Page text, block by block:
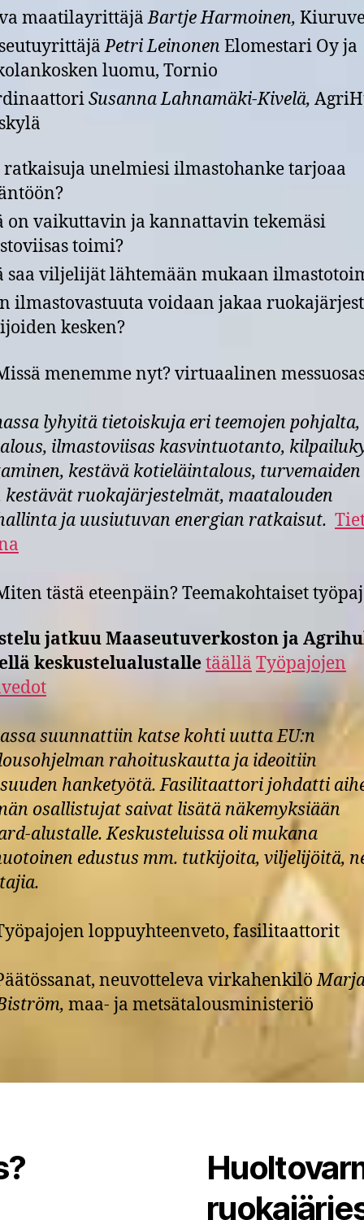
maatilayrittäjäBartje Harmoinen,
Petri Leinonen Elomestari Oy ja
luomu, Tornio
Susanna Lahnamäki-Kivelä,
unelmiesi ilmastohanke tarjoaa
on vaikuttavin ja kannattavin tekemäsi
toimi?
saa viljelijät lähtemään mukaan
ilmastovastuuta voidaan jakaa
kesken?
menemme nyt? virtuaalinen
lyhyitä tietoiskuja eri teemojen pohjalta,
ilmastoviisas kasvintuotanto,
kestävä kotieläintalous, turvemaiden
kestävät ruokajärjestelmät, maatalouden
ja uusiutuvan energian ratkaisut.
tästä eteenpäin? Teemakohtaiset
jatkuu Maaseutuverkoston ja
keskustelualustalletäällä Työpajojen
suunnattiin katse kohti uutta EU:n
rahoituskautta ja ideoitiin
hanketyötä. Fasilitaattori johdatti
osallistujat saivat lisätä näkemyksiään
alustalle. Keskusteluissa oli mukana
edustus mm. tutkijoita, viljelijöitä,
loppuyhteenveto, fasilitaattorit
neuvotteleva virkahenkilö
maa- ja metsätalousministeriö